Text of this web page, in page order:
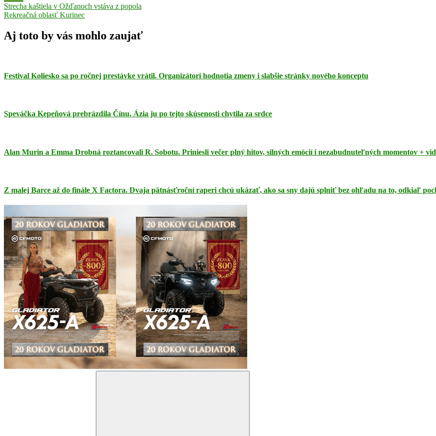
Zuzana
Mikulcová
Navigácia
v
článku
Previous
Post:
Strecha kaštiela v Ožďanoch vstáva z popola
Next
Rekreačná oblasť Kurinec
Aj toto by vás mohlo zaujať
Festival Koliesko sa po ročnej prestávke vrátil. Organizátori hodnotia zmeny i slabšie stránky nového konceptu
Speváčka Kepeňová prebrázdila Čínu. Ázia ju po tejto skúsenosti chytila za srdce
Alan Murin a Emma Drobná roztancovali R. Sobotu. Priniesli večer plný hitov, silných emócií i nezabudnuteľných momentov +
Z malej Barce až do finále X Factora. Dvaja pätnásťroční raperi chcú ukázať, ako sa sny dajú splniť bez ohľadu na to, odkiaľ